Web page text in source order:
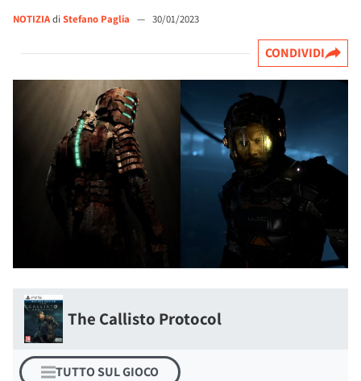
NOTIZIAdi Stefano Paglia — 30/01/2023
CONDIVIDI
The Callisto Protocol
TUTTO SUL GIOCO